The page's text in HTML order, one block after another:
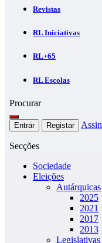
Revistas
RL Iniciativas
RL+65
RL Escolas
Procurar
Entrar Registar
Secções
Sociedade
Eleições
Autárquicas
2025
2021
2017
2013
Legislativas